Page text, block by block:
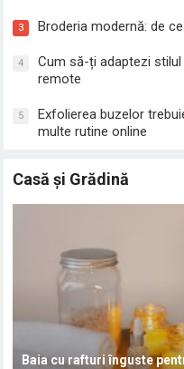
3 Broderia modernă: de
4
Cum să-ți adaptezi
remote
5
Exfolierea buzelor
multe rutine online
Casă și Grădină
Baia cu rafturi înguste